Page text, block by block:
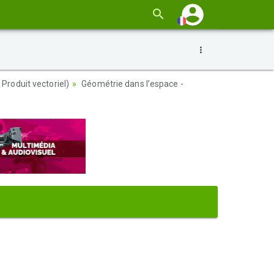
Produit vectoriel)
Géométrie dans l’espace -